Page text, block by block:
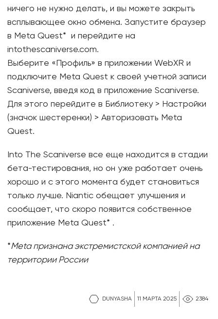
DUNYASHA 11 МАРТА 2025 2384
ничего не нужно делать, и вы можете закрыть
всплывающее окно обмена. Запустите браузер
в Meta Quest* и перейдите на
intothescaniverse.com.
Выберите «Профиль» в приложении WebXR и
подключите Meta Quest к своей учетной записи
Scaniverse, введя код в приложение Scaniverse.
Для этого перейдите в Библиотеку > Настройки
(значок шестеренки) > Авторизовать Meta
Quest.
Into The Scaniverse все еще находится в стадии
бета-тестирования, но он уже работает очень
хорошо и с этого момента будет становиться
только лучше. Niantic обещает улучшения и
сообщает, что скоро появится собственное
приложение Meta Quest* .
*Meta признана экстремистской компанией на
территории России